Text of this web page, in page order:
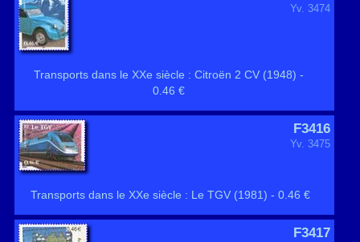
Yv. 3474
Transports dans le XXe siècle : Citroën 2 CV (1948) -
0.46 €
F3416
Yv. 3475
Transports dans le XXe siècle : Le TGV (1981) - 0.46 €
F3417